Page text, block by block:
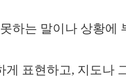
하는 말이나 상황에
게 표현하고, 지도나